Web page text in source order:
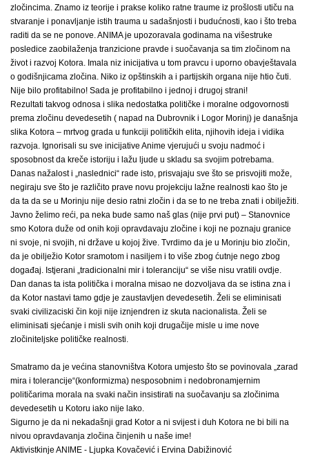
zločincima. Znamo iz teorije i prakse koliko ratne traume iz prošlosti utiču na
stvaranje i ponavljanje istih trauma u sadašnjosti i budućnosti, kao i što treba
raditi da se ne ponove. ANIMA je upozoravala godinama na višestruke
posledice zaobilaženja tranzicione pravde i suočavanja sa tim zločinom na
život i razvoj Kotora. Imala niz inicijativa u tom pravcu i uporno obavještavala
o godišnjicama zločina. Niko iz opštinskih a i partijskih organa nije htio čuti.
Nije bilo profitabilno! Sada je profitabilno i jednoj i drugoj strani!
Rezultati takvog odnosa i slika nedostatka političke i moralne odgovornosti
prema zločinu devedesetih ( napad na Dubrovnik i Logor Morinj) je današnja
slika Kotora – mrtvog grada u funkciji političkih elita, njihovih ideja i vidika
razvoja. Ignorisali su sve inicijative Anime vjerujući u svoju nadmoć i
sposobnost da kreče istoriju i lažu ljude u skladu sa svojim potrebama.
Danas nažalost i „naslednici“ rade isto, prisvajaju sve što se prisvojiti može,
negiraju sve što je različito prave novu projekciju lažne realnosti kao što je
da ta da se u Morinju nije desio ratni zločin i da se to ne treba znati i obilježiti.
Javno želimo reći, pa neka bude samo naš glas (nije prvi put) – Stanovnice
smo Kotora duže od onih koji opravdavaju zločine i koji ne poznaju granice
ni svoje, ni svojih, ni države u kojoj žive. Tvrdimo da je u Morinju bio zločin,
da je obilježio Kotor sramotom i nasiljem i to više zbog ćutnje nego zbog
događaj. Istjerani „tradicionalni mir i toleranciju“ se više nisu vratili ovdje.
Dan danas ta ista politička i moralna misao ne dozvoljava da se istina zna i
da Kotor nastavi tamo gdje je zaustavljen devedesetih. Želi se eliminisati
svaki civilizaciski čin koji nije iznjendren iz skuta nacionalista. Želi se
eliminisati sjećanje i misli svih onih koji drugačije misle u ime nove
zločiniteljske političke realnosti.
Smatramo da je većina stanovništva Kotora umjesto što se povinovala „zarad
mira i tolerancije“(konformizma) nesposobnim i nedobronamjernim
političarima morala na svaki način insistirati na suočavanju sa zločinima
devedesetih u Kotoru iako nije lako.
Sigurno je da ni nekadašnji grad Kotor a ni svijest i duh Kotora ne bi bili na
nivou opravdavanja zločina činjenih u naše ime!
Aktivistkinje ANIME - Ljupka Kovačević i Ervina Dabižinović